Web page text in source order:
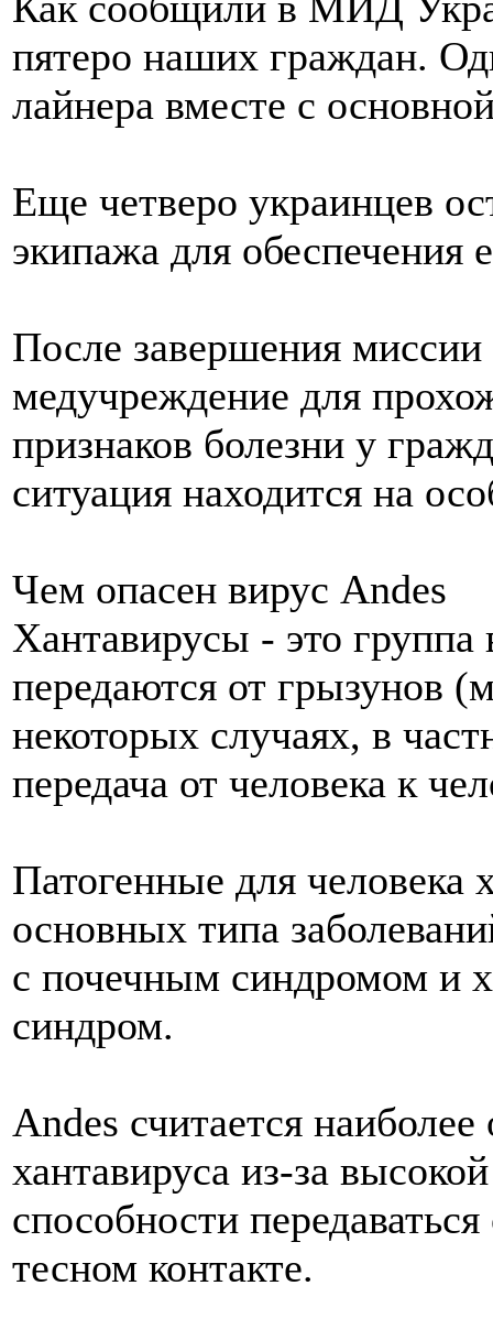
пятеро наших граждан.
лайнера вместе с
Еще четверо украинцев
экипажа для обеспечения
После завершения миссии
медучреждение для
признаков болезни у
ситуация находится на
Чем опасен вирус Andes
Хантавирусы - это
передаются от грызунов
некоторых случаях, в
передача от человека к
Патогенные для человека
основных типа
с почечным синдромом и
синдром.
Andes считается
хантавируса из-за
способности
тесном контакте.